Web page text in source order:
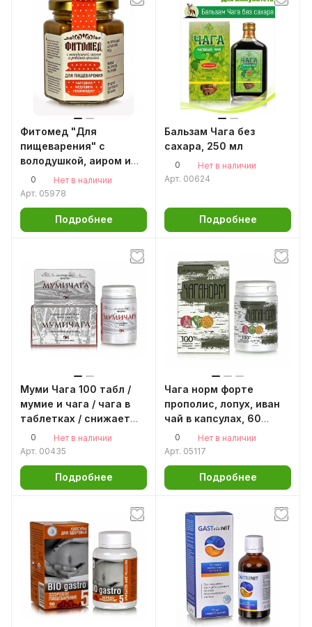
Фитомед "Для
пищеварения" с
володушкой, аиром и
рябиной красной, 230 г
0
Нет в наличии
Арт. 05978
Подробнее
Бальзам Чага без
сахара, 250 мл
0
Нет в наличии
Арт. 00624
Подробнее
Муми Чага 100 табл /
мумие и чага / чага в
таблетках / снижает
холестерин /
омоложение организма
0
Нет в наличии
Арт. 00435
Подробнее
Чага норм форте
прополис, лопух, иван
чай в капсулах, 60
капсул Чага березовая
натуральная, чага
алтайская чага
0
Нет в наличии
Арт. 05117
Подробнее